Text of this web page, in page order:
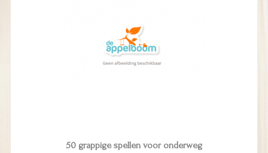
50 grappige spellen voor onderweg